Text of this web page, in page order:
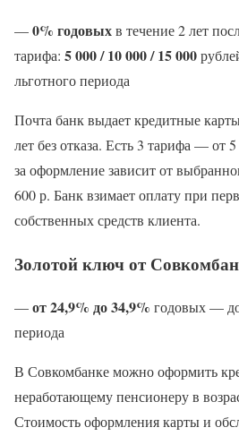
—0% годовыхв течение 2 лет
тарифа: 5 000 / 10 000 / 15 000
льготного периода
Почта банк выдает кредитные
лет без отказа. Есть 3 тарифа — от
за оформление зависит от
600 р. Банк взимает оплату при
собственных средств клиента.
Золотой ключ от
—от 24,9% до 34,9% годовых —
периода
В Совкомбанке можно оформить
неработающему пенсионеру в
Стоимость оформления карты и